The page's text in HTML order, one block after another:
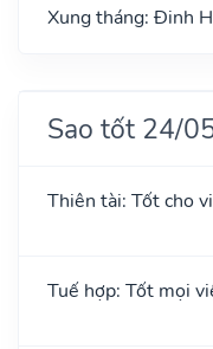
Xung tháng: Đinh
Sao tốt 24/
Thiên tài: Tốt cho
Tuế hợp: Tốt mọi